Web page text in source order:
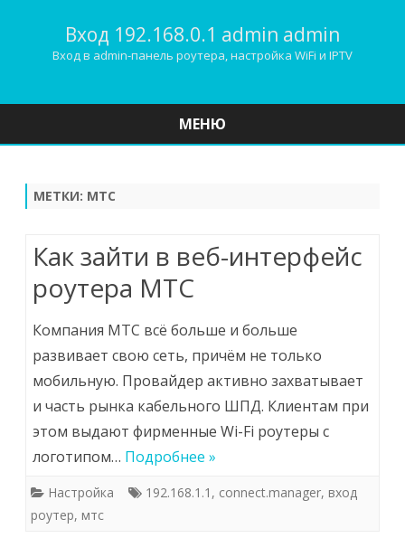
Вход 192.168.0.1 admin admin
Вход в admin-панель роутера, настройка WiFi и IPTV
МЕНЮ
МЕТКИ: МТС
Как зайти в веб-интерфейс
роутера МТС
Компания МТС всё больше и больше
развивает свою сеть, причём не только
мобильную. Провайдер активно захватывает
и часть рынка кабельного ШПД. Клиентам при
этом выдают фирменные Wi-Fi роутеры с
логотипом… Подробнее »
Настройка 192.168.1.1 , connect.manager, вход
роутер, мтс